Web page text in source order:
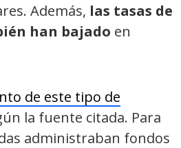
Además, las tasas de
han bajado en
de este tipo de
la fuente citada. Para
administraban fondos